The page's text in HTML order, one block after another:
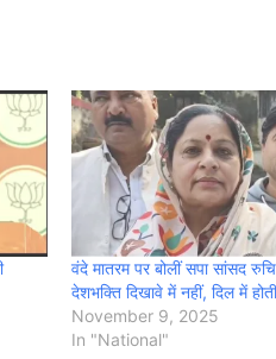
वंदे मातरम पर बोलीं सपा सांसद रुचि
देशभक्ति दिखावे में नहीं, दिल में
November 9, 2025
In "National"